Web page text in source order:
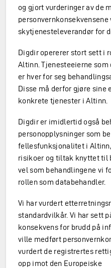
og gjort vurderinger av de
personvernkonsekvensene
skytjenesteleverandør for
Digdir opererer stort sett i
Altinn. Tjenesteeierne
er hver for seg
Disse må derfor gjøre sine
konkrete tjenester i Altinn.
Digdir er imidlertid også
personopplysninger som
fellesfunksjonalitet i
risikoer og tiltak knyttet til
vel som behandlingene vi
rollen som databehandler.
Vi har vurdert
standardvilkår. Vi har sett
konsekvens for brudd på
ville medført
vurdert de registrertes
opp imot den Europeiske